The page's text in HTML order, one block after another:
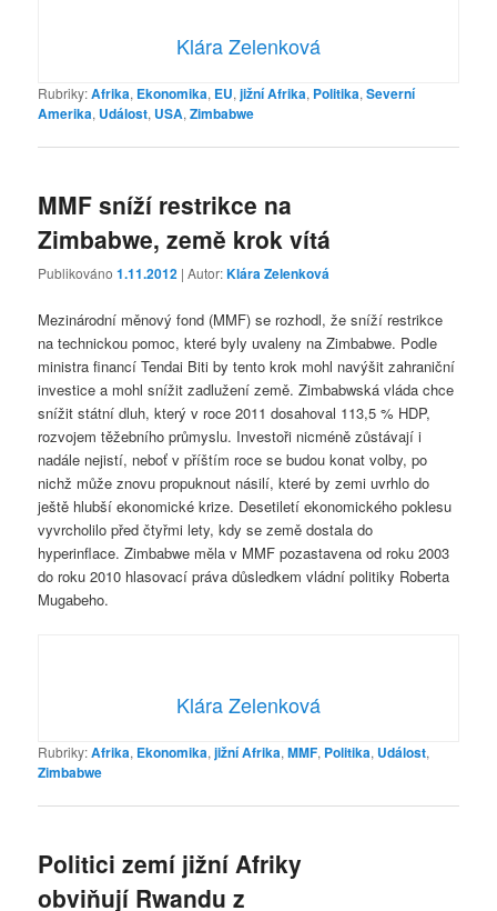
Klára Zelenková
Rubriky:Afrika, Ekonomika, EU,jižní Afrika, Politika,Severní
Amerika, Událost, USA,Zimbabwe
MMF sníží restrikce na
Zimbabwe, země krok vítá
Publikováno1.11.2012 | Autor:Klára Zelenková
Mezinárodní měnový fond (MMF) se rozhodl, že sníží restrikce
na technickou pomoc, které byly uvaleny na Zimbabwe. Podle
ministra financí Tendai Biti by tento krok mohl navýšit zahraniční
investice a mohl snížit zadlužení země. Zimbabwská vláda chce
snížit státní dluh, který v roce 2011 dosahoval 113,5 % HDP,
rozvojem těžebního průmyslu. Investoři nicméně zůstávají i
nadále nejistí, neboť v příštím roce se budou konat volby, po
nichž může znovu propuknout násilí, které by zemi uvrhlo do
ještě hlubší ekonomické krize. Desetiletí ekonomického poklesu
vyvrcholilo před čtyřmi lety, kdy se země dostala do
hyperinflace. Zimbabwe měla v MMF pozastavena od roku 2003
do roku 2010 hlasovací práva důsledkem vládní politiky Roberta
Mugabeho.
Klára Zelenková
Rubriky:Afrika, Ekonomika,jižní Afrika,MMF, Politika, Událost,
Zimbabwe
Politici zemí jižní Afriky
obviňují Rwandu z